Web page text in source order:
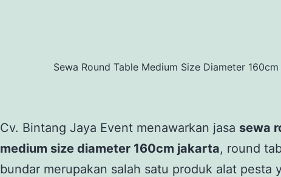
Sewa Round Table Medium Size Diameter
Cv. Bintang Jaya Event menawarkan jasa sewa
medium size diameter 160cm jakarta, round
bundar merupakan salah satu produk alat pesta